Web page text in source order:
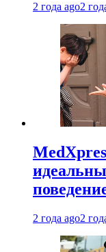
2 года ago2
2 года ago2